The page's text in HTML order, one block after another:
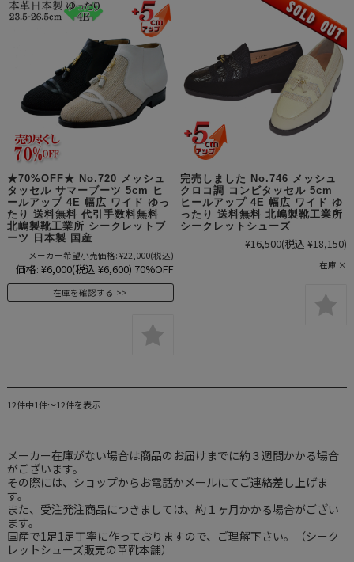
★70%OFF★ No.720 メッシュ
タッセル サマーブーツ 5cm ヒ
ールアップ 4E 幅広 ワイド ゆっ
たり 送料無料 代引手数料無料
北嶋製靴工業所 シークレットブ
ーツ 日本製 国産
メーカー希望小売価格:¥22,000(税込)
価格: ¥6,000(税込 ¥6,600) 70%OFF
在庫を確認する
完売しました No.746 メッシュ
クロコ調 コンビタッセル 5cm
ヒールアップ 4E 幅広 ワイド ゆ
ったり 送料無料 北嶋製靴工業所
シークレットシューズ
¥16,500(税込 ¥18,150)
在庫 ×
12件中1件～12件を表示
メーカー在庫がない場合は商品のお届けまでに約３週間かかる場合
がございます。
その際には、ショップからお電話かメールにてご連絡差し上げま
す。
また、受注発注商品につきましては、約１ヶ月かかる場合がござい
ます。
国産で1足1足丁寧に作っておりますので、ご理解下さい。（シーク
レットシューズ販売の革靴本舗）